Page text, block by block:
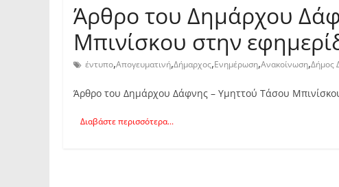
Άρθρο του Δημάρχου
Μπινίσκου στην
έντυπο,Απογευματινή,Δήμαρχος,Ενημέρωση,Ανακοίνωση,Δήμος
Άρθρο του Δημάρχου Δάφνης – Υμηττού Τάσου
Διαβάστε περισσότερα...